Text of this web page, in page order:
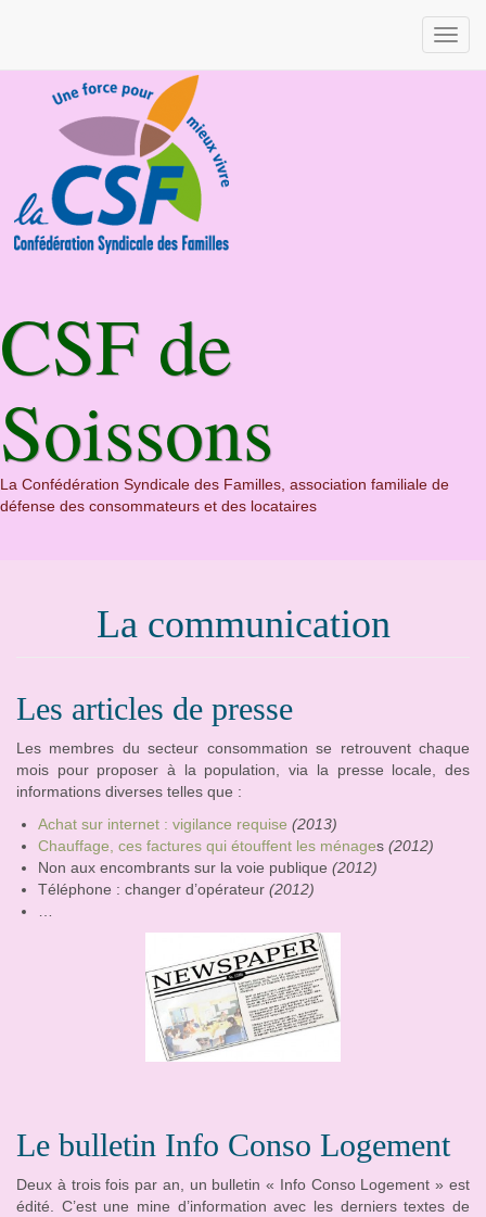
CSF de
Soissons
La Confédération Syndicale des Familles, association familiale de
défense des consommateurs et des locataires
La communication
Les articles de presse
Les membres du secteur consommation se retrouvent chaque
mois pour proposer à la population, via la presse locale, des
informations diverses telles que :
Achat sur internet : vigilance requise (2013)
Chauffage, ces factures qui étouffent les ménages (2012)
Non aux encombrants sur la voie publique (2012)
Téléphone : changer d’opérateur (2012)
Le bulletin Info Conso Logement
Deux à trois fois par an, un bulletin « Info Conso Logement » est
édité. C’est une mine d’information avec les derniers textes de